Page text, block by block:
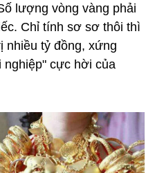
lượng vòng vàng phải
Chỉ tính sơ sơ thôi thì
nhiều tỷ đồng, xứng
nghiệp" cực hời của